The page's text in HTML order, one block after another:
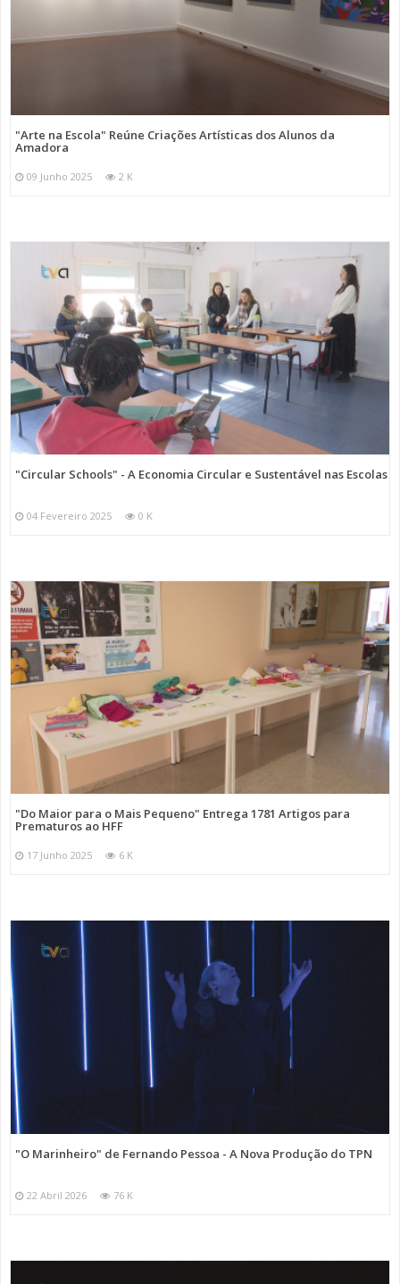
"Arte na Escola" Reúne Criações Artísticas dos Alunos da
Amadora
09 Junho 2025 2 K
"Circular Schools" - A Economia Circular e Sustentável nas Escolas
04 Fevereiro 2025 0 K
"Do Maior para o Mais Pequeno" Entrega 1781 Artigos para
Prematuros ao HFF
17 Junho 2025 6 K
"O Marinheiro" de Fernando Pessoa - A Nova Produção do TPN
22 Abril 2026 76 K